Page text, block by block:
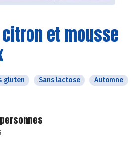
et mousse
gluten Sans lactose
Automne